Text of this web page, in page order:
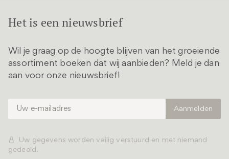
Het is een nieuwsbrief
Wil je graag op de hoogte blijven van het groeiende
assortiment boeken dat wij aanbieden? Meld je dan
aan voor onze nieuwsbrief!
Uw gegevens worden veilig verstuurd en met niemand
gedeeld.